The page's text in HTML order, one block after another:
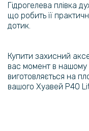
Гідрогелева плівка
що робить її
дотик.
Купити захисний
вас момент в нашому
виготовляється на
вашого Хуавей P40